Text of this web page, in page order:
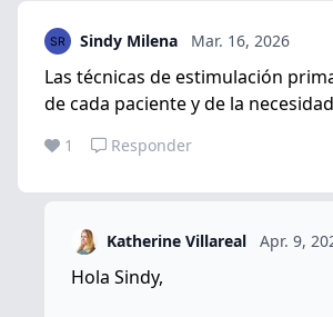
Sindy Milena Mar. 16, 2026
Las técnicas de estimulación
de cada paciente y de la necesidad
1 Responder
Katherine Villareal Apr. 9,
Hola Sindy,